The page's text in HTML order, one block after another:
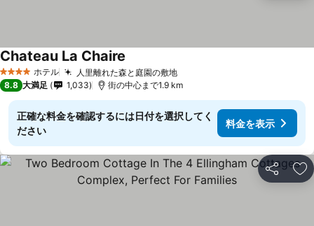
4 ホテルのランク
ホテル 人里離れた森と庭園の敷地
Chateau La Chaire
8.8 大満足 1,033 街の中心まで1.9 km
正確な料金を確認するには日付を選択してく
ださい
料金を表示
シェア お